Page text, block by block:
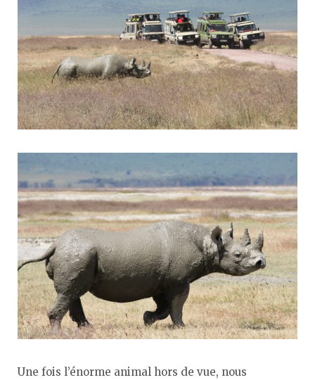
Une fois l’énorme animal hors de vue, nous